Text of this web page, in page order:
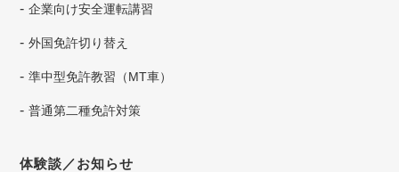
企業向け安全運転講習
外国免許切り替え
準中型免許教習（MT車）
普通第二種免許対策
体験談／お知らせ